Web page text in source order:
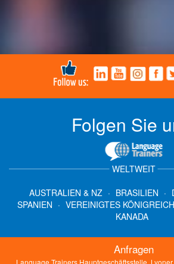
Folgen Sie
WELTWEIT
AUSTRALIEN & NZ · BRASILIEN ·
SPANIEN · VEREINIGTES
KANADA
Anfragen